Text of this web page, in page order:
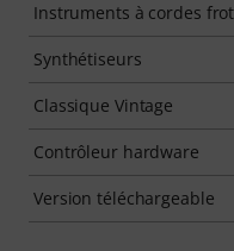
Instruments à cordes
Synthétiseurs
Classique Vintage
Contrôleur hardware
Version téléchargeable